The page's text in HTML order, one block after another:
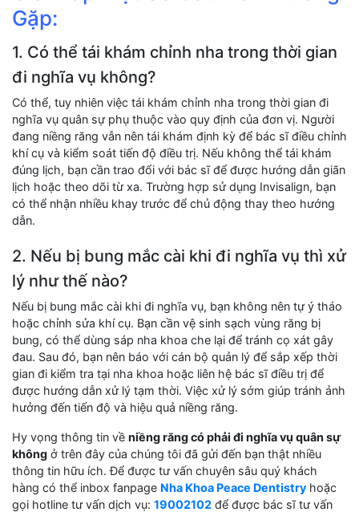
Gặp:
1. Có thể tái khám chỉnh nha trong thời gian
đi nghĩa vụ không?
Có thể, tuy nhiên việc tái khám chỉnh nha trong thời gian đi
nghĩa vụ quân sự phụ thuộc vào quy định của đơn vị. Người
đang niềng răng vẫn nên tái khám định kỳ để bác sĩ điều chỉnh
khí cụ và kiểm soát tiến độ điều trị. Nếu không thể tái khám
đúng lịch, bạn cần trao đổi với bác sĩ để được hướng dẫn giãn
lịch hoặc theo dõi từ xa. Trường hợp sử dụng Invisalign, bạn
có thể nhận nhiều khay trước để chủ động thay theo hướng
dẫn.
2. Nếu bị bung mắc cài khi đi nghĩa vụ thì xử
lý như thế nào?
Nếu bị bung mắc cài khi đi nghĩa vụ, bạn không nên tự ý tháo
hoặc chỉnh sửa khí cụ. Bạn cần vệ sinh sạch vùng răng bị
bung, có thể dùng sáp nha khoa che lại để tránh cọ xát gây
đau. Sau đó, bạn nên báo với cán bộ quản lý để sắp xếp thời
gian đi kiểm tra tại nha khoa hoặc liên hệ bác sĩ điều trị để
được hướng dẫn xử lý tạm thời. Việc xử lý sớm giúp tránh ảnh
hưởng đến tiến độ và hiệu quả niềng răng.
Hy vọng thông tin về niềng răng có phải đi nghĩa vụ quân sự
không ở trên đây của chúng tôi đã gửi đến bạn thật nhiều
thông tin hữu ích. Để được tư vấn chuyên sâu quý khách
hàng có thể inbox fanpage Nha Khoa Peace Dentistry hoặc
gọi hotline tư vấn dịch vụ: 19002102 để được bác sĩ tư vấn